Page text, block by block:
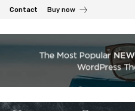
Contact Buy now